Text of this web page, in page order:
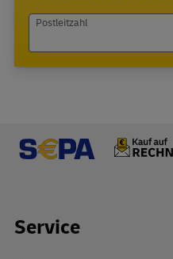
Postleitzahl
Footer Links
Service